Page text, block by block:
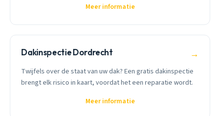
Meer informatie
Dakinspectie Dordrecht →
Twijfels over de staat van uw dak? Een gratis dakinspectie
brengt elk risico in kaart, voordat het een reparatie wordt.
Meer informatie